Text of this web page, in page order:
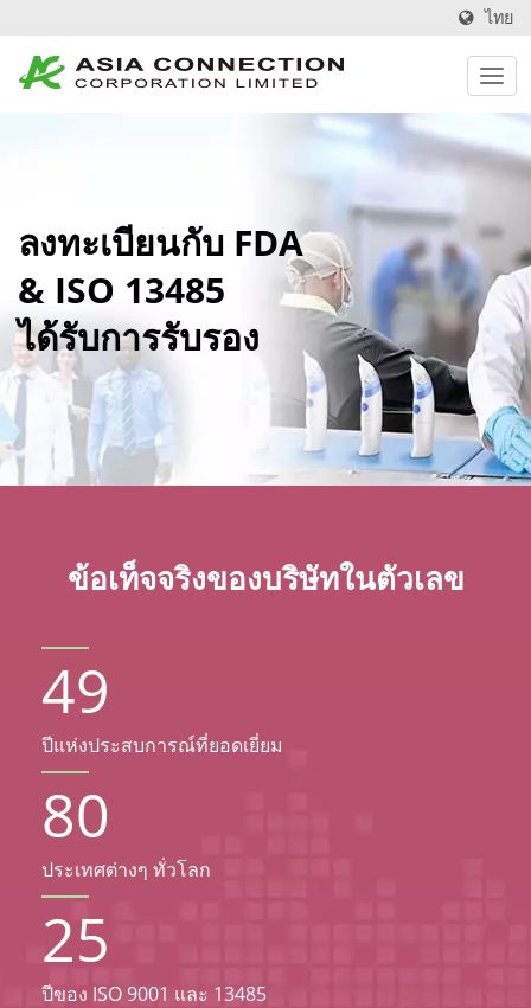
ไทย
ลงทะเบียนกับ FDA
& ISO 13485
ได้รับการรับรอง
ข้อเท็จจริงของบริษัทในตัวเลข
49
ปีแห่งประสบการณ์ที่ยอดเยี่ยม
80
ประเทศต่างๆ ทั่วโลก
25
ปีของ ISO 9001 และ 13485